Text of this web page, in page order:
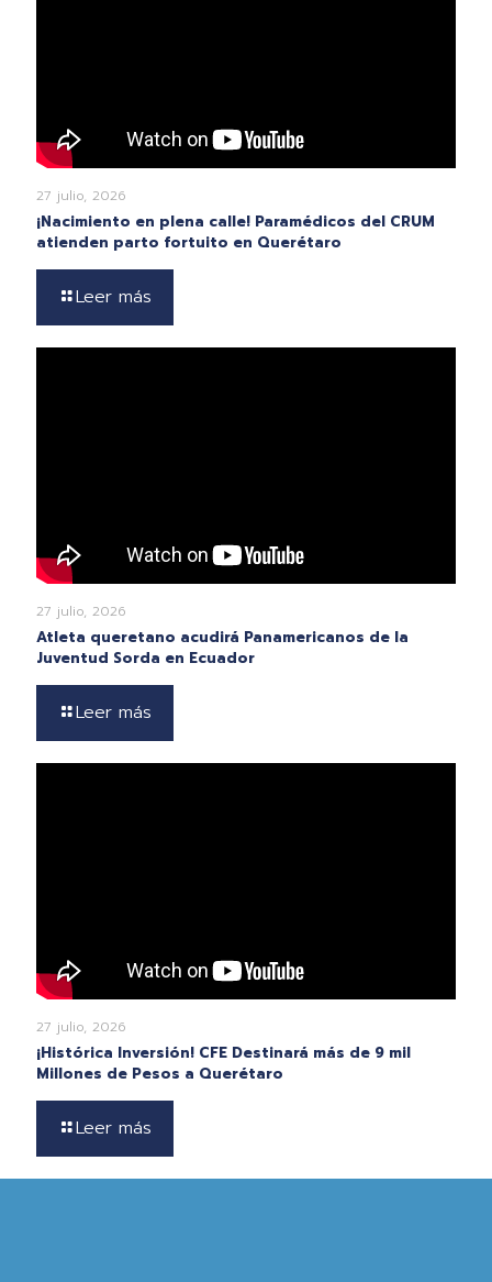
27 julio, 2026
¡Nacimiento en plena calle! Paramédicos del CRUM
atienden parto fortuito en Querétaro
Leer más
27 julio, 2026
Atleta queretano acudirá Panamericanos de la
Juventud Sorda en Ecuador
Leer más
27 julio, 2026
¡Histórica Inversión! CFE Destinará más de 9 mil
Millones de Pesos a Querétaro
Leer más